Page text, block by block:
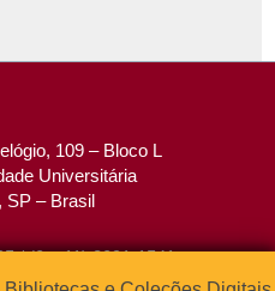
109 – Bloco L
Universitária
SP – Brasil
/ (0xx11) 3091-1541
3091-1567